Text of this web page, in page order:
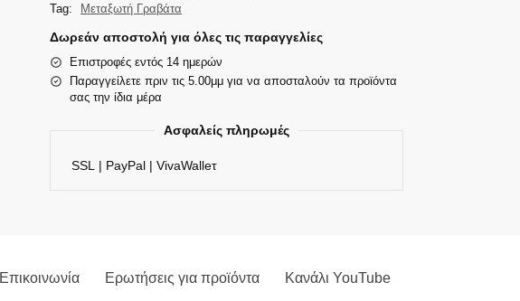
Tag:
Μεταξωτή Γραβάτα
Δωρεάν αποστολή για όλες τις παραγγελίες
Επιστροφές εντός 14 ημερών
Παραγγείλετε πριν τις 5.00μμ για να αποσταλούν τα προϊόντα
σας την ίδια μέρα
Ασφαλείς πληρωμές
SSL | PayPal | VivaWalleτ
Επικοινωνία Ερωτήσεις για προϊόντα Κανάλι YouTube